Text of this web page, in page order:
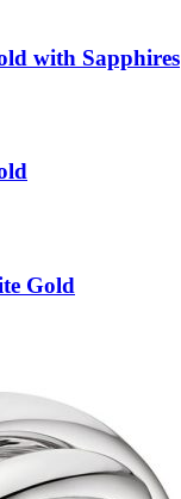
with Sapphires
Gold